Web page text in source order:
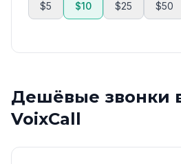
$5 $10 $25 $50
Дешёвые звонки
VoixCall